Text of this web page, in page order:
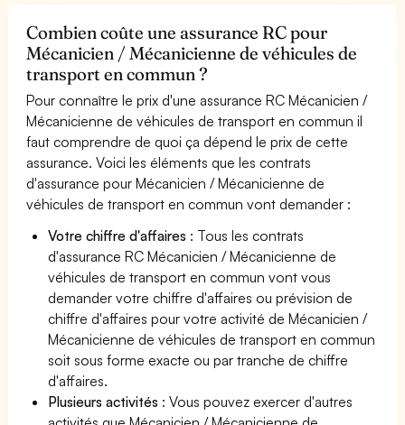
Combien coûte une assurance RC pour
Mécanicien / Mécanicienne de véhicules de
transport en commun ?
Pour connaître le prix d'une assurance RC Mécanicien /
Mécanicienne de véhicules de transport en commun il
faut comprendre de quoi ça dépend le prix de cette
assurance. Voici les éléments que les contrats
d'assurance pour Mécanicien / Mécanicienne de
véhicules de transport en commun vont demander :
Votre chiffre d'affaires : Tous les contrats
d'assurance RC Mécanicien / Mécanicienne de
véhicules de transport en commun vont vous
demander votre chiffre d'affaires ou prévision de
chiffre d'affaires pour votre activité de Mécanicien /
Mécanicienne de véhicules de transport en commun
soit sous forme exacte ou par tranche de chiffre
d'affaires.
Plusieurs activités : Vous pouvez exercer d'autres